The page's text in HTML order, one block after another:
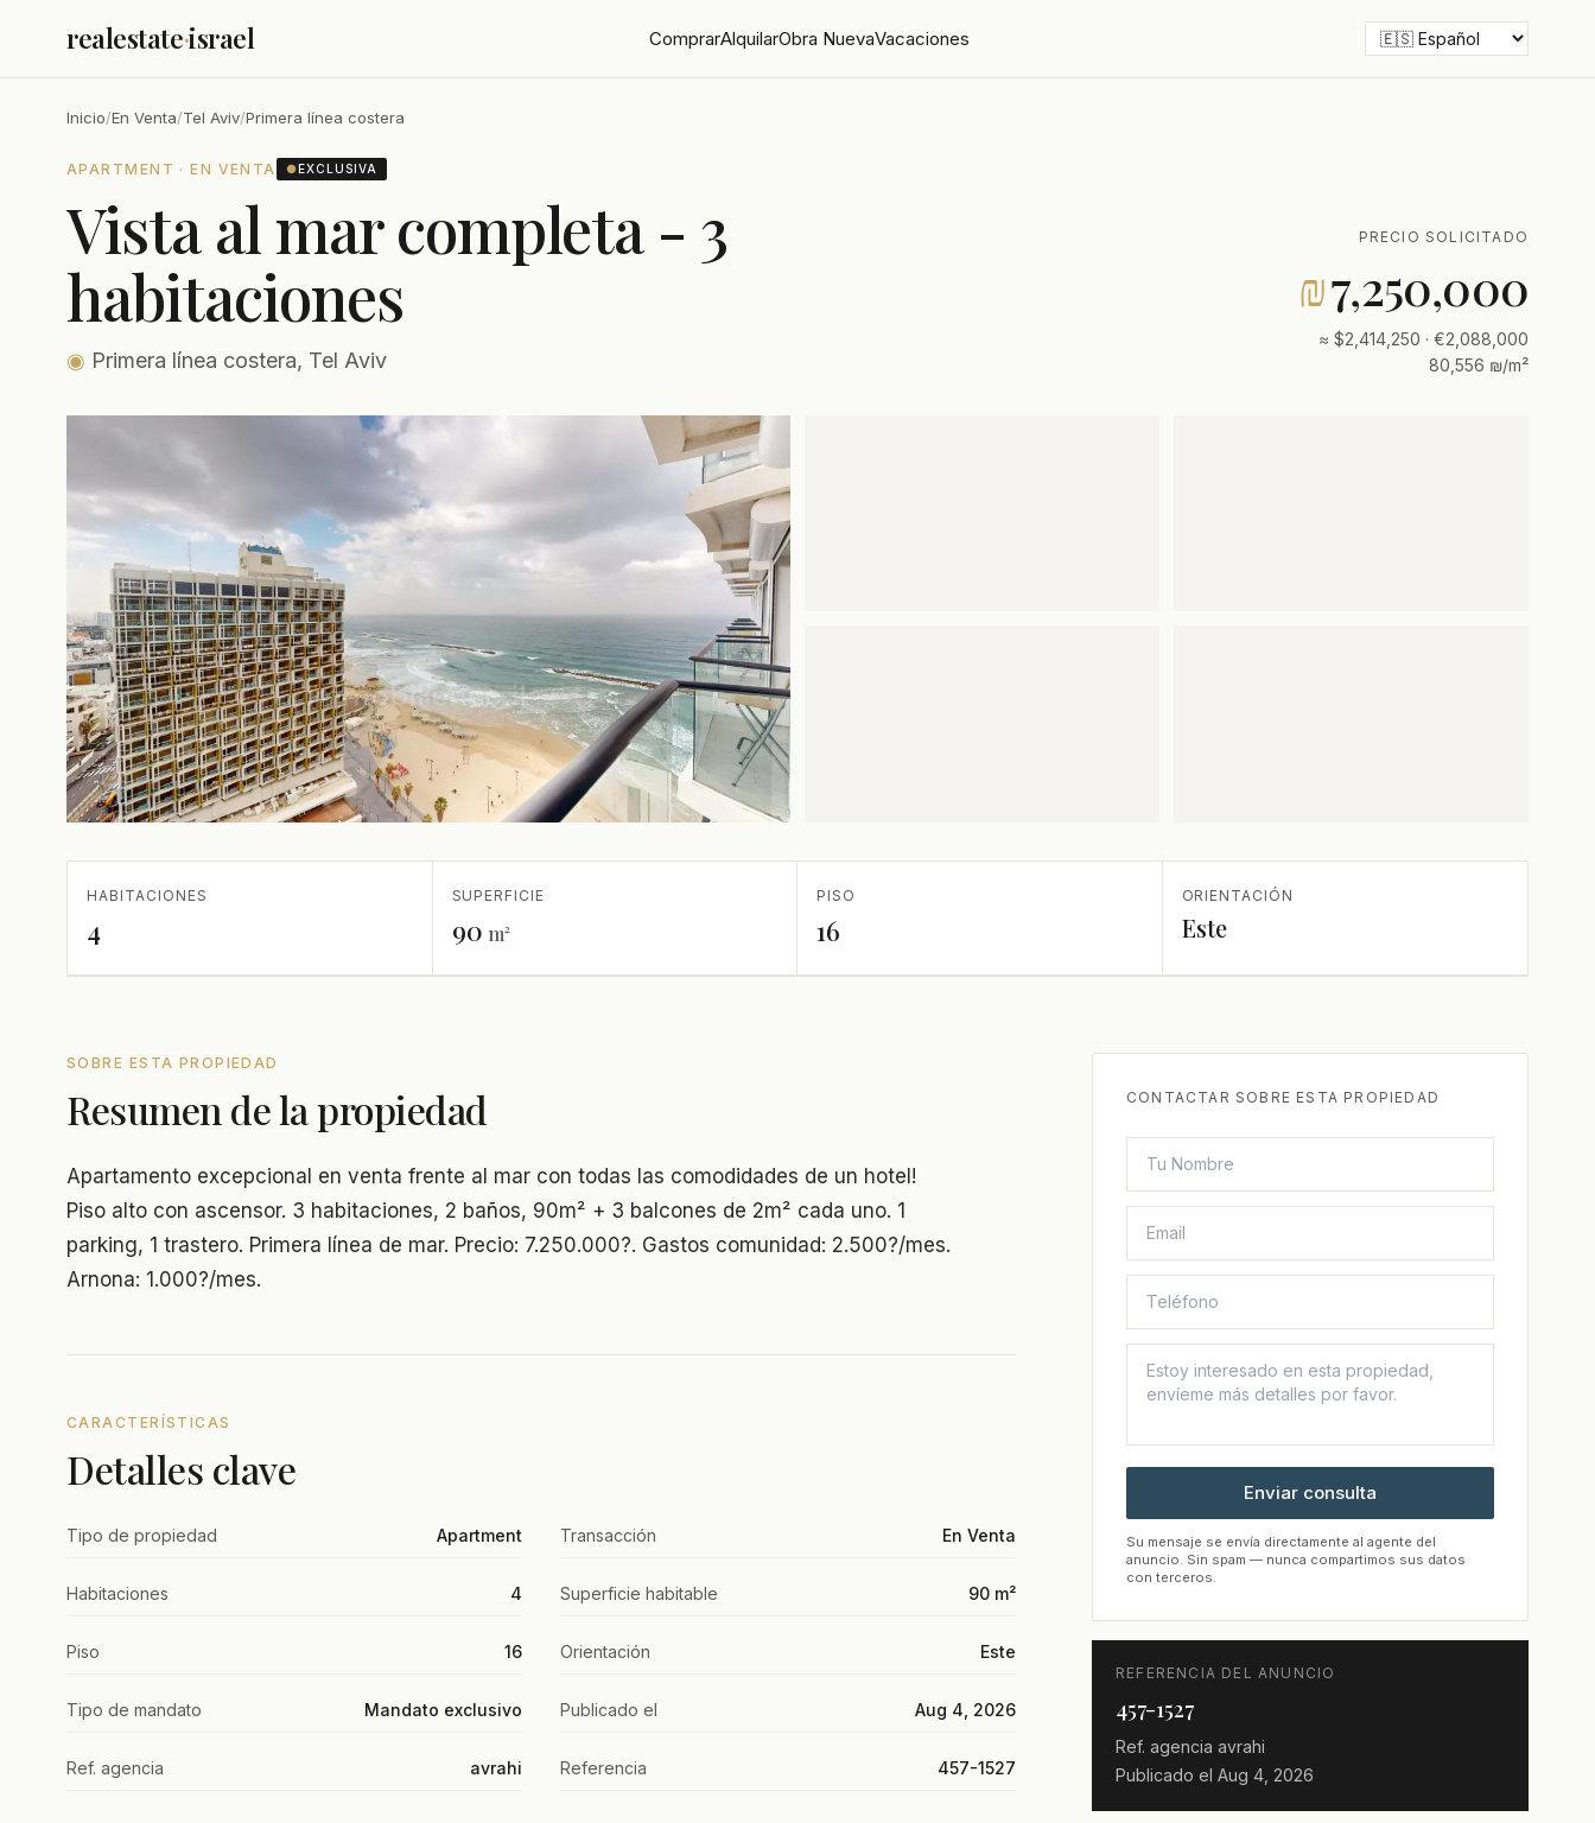
realestate·israel ComprarAlquilarObra NuevaVacaciones
Inicio/En Venta/Tel Aviv/Primera línea costera
APARTMENT · EN VENTA ●EXCLUSIVA
Vista al mar completa - 3
habitaciones
◉ Primera línea costera, Tel Aviv
PRECIO SOLICITADO
₪7,250,000
≈ $2,414,250 · €2,088,000
80,556 ₪/m²
HABITACIONES
4
SUPERFICIE
90 m²
PISO
16
ORIENTACIÓN
Este
SOBRE ESTA PROPIEDAD
Resumen de la propiedad
Apartamento excepcional en venta frente al mar con todas las comodidades de un hotel!
Piso alto con ascensor. 3 habitaciones, 2 baños, 90m² + 3 balcones de 2m² cada uno. 1
parking, 1 trastero. Primera línea de mar. Precio: 7.250.000?. Gastos comunidad: 2.500?/mes.
Arnona: 1.000?/mes.
CARACTERÍSTICAS
Detalles clave
Tipo de propiedad Apartment Transacción En Venta
Habitaciones 4 Superficie habitable 90 m²
Piso 16 Orientación Este
Tipo de mandato Mandato exclusivo Publicado el Aug 4, 2026
Ref. agencia avrahi Referencia 457-1527
CONTACTAR SOBRE ESTA PROPIEDAD
Enviar consulta
Su mensaje se envía directamente al agente del
anuncio. Sin spam — nunca compartimos sus datos
con terceros.
REFERENCIA DEL ANUNCIO
457-1527
Ref. agencia avrahi
Publicado el Aug 4, 2026